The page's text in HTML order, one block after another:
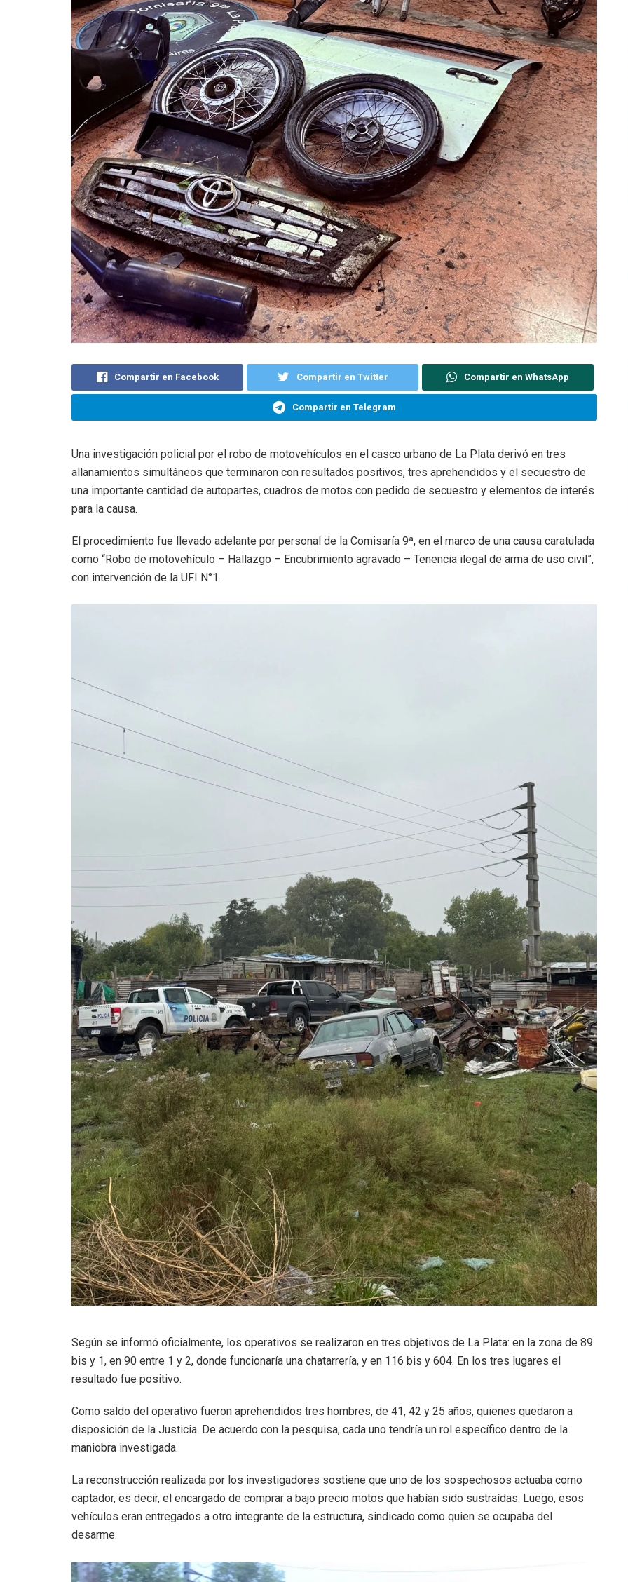
Compartir en Facebook Compartir en Twitter Compartir en WhatsApp
Compartir en Telegram
Una investigación policial por el robo de motovehículos en el casco urbano de La Plata derivó en tres
allanamientos simultáneos que terminaron con resultados positivos, tres aprehendidos y el secuestro de
una importante cantidad de autopartes, cuadros de motos con pedido de secuestro y elementos de interés
para la causa.
El procedimiento fue llevado adelante por personal de la Comisaría 9ª, en el marco de una causa caratulada
como “Robo de motovehículo – Hallazgo – Encubrimiento agravado – Tenencia ilegal de arma de uso civil”,
con intervención de la UFI N°1.
Según se informó oficialmente, los operativos se realizaron en tres objetivos de La Plata: en la zona de 89
bis y 1, en 90 entre 1 y 2, donde funcionaría una chatarrería, y en 116 bis y 604. En los tres lugares el
resultado fue positivo.
Como saldo del operativo fueron aprehendidos tres hombres, de 41, 42 y 25 años, quienes quedaron a
disposición de la Justicia. De acuerdo con la pesquisa, cada uno tendría un rol específico dentro de la
maniobra investigada.
La reconstrucción realizada por los investigadores sostiene que uno de los sospechosos actuaba como
captador, es decir, el encargado de comprar a bajo precio motos que habían sido sustraídas. Luego, esos
vehículos eran entregados a otro integrante de la estructura, sindicado como quien se ocupaba del
desarme.